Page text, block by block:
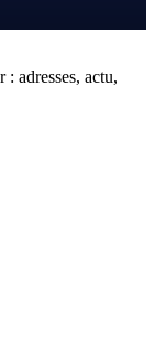
adresses, actu,